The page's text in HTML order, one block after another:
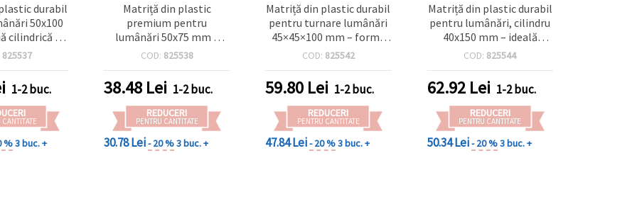
durabil
50x100
cilindrică cu
pentru
825537
1-2 buc.
CANTITATE
%3 buc. +
Matriță din plastic
premium pentru
lumânări 50x75 mm –
formă cilindrică cu vârf
lumânări decorative
handmade
COD: 825538
38.48 Lei 1-2 buc.
REDUCERI
PENTRU CANTITATE
30.78 Lei- 20 %3 buc. +
Matriță din plastic durabil
pentru turnare lumânări
45×45×100 mm – formă
dreptunghiulară, ideală
handmade moderne și
decor interior
COD: 825542
59.80 Lei 1-2 buc.
REDUCERI
PENTRU CANTITATE
47.84 Lei- 20 %3 buc. +
Matriță din plastic durabil
pentru lumânări, cilindru
40x150 mm – ideală
pentru lumânări
interior elegant
COD: 825544
62.92Lei 1-2 buc.
REDUCERI
PENTRU CANTITATE
50.34 Lei- 20 %3 buc. +